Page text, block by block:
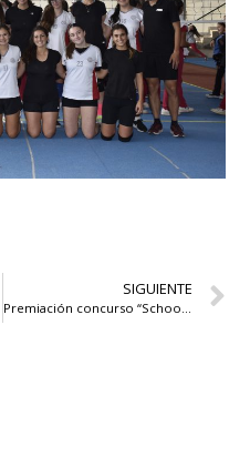
SIGUIENTE
Premiación concurso “School Portrait”